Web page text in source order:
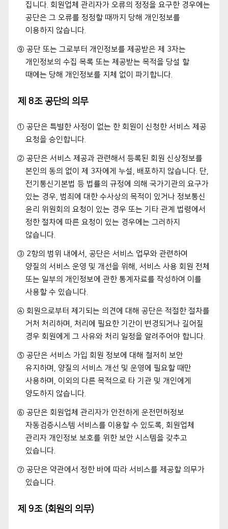
집니다. 회원업체 관리자가 오류의 정정을 요구한 경우에는
공단은 그 오류를 정정할 때까지 당해 개인정보를
이용하지 않습니다.
⑨ 공단 또는 그로부터 개인정보를 제공받은 제 3자는
개인정보의 수집 목록 또는 제공받는 목적을 당설 할
때에는 당해 개인정보를 지체 없이 파기합니다.
제 8조 공단의 의무
① 공단은 특별한 사정이 없는 한 회원이 신청한 서비스 제공
요청을 승인합니다.
② 공단은 서비스 제공과 관련해서 등록된 회원 신상정보를
본인의 동의 없이 제 3자에게 누설, 배포하지 않습니다. 단,
전기통신기본법 등 법률의 규정에 의해 국가기관의 요구가
있는 경우, 범죄에 대한 수사상의 목적이 있거나 정보통신
윤리 위원회의 요청이 있는 경우 또는 기타 관계 법령에서
정한 절차에 따른 요청이 있는 경우에는 그러하지
않습니다.
③ 2항의 범위 내에서, 공단은 서비스 업무와 관련하여
양질의 서비스 운영 및 개선을 위해, 서비스 사용 회원 전체
또는 일부의 개인정보에 관한 통계자료를 작성하여 이를
사용할 수 있습니다.
④ 회원으로부터 제기되는 의견에 대해 공단은 적절한 절차를
거처 처리하며, 처리에 필요한 기간이 변경되거나 길어질
경우 회원에게 그 사유와 처리 일정을 알려주어야 합니다.
⑤ 공단은 서비스 가입 회원 정보에 대해 철저히 보안
유지하며, 양질의 서비스 개선 및 운영에 필요할 때만
사용하며, 이외의 다른 목적으로 타 기관 및 개인에게
양도하지 않습니다.
⑥ 공단은 회원업체 관리자가 안전하게 운전면허정보
자동검증시스템 서비스를 이용할 수 있도록, 회원업체
관리자 개인정보 보호를 위한 보안 시스템을 갖추고
있습니다.
⑦ 공단은 약관에서 정한 바에 따라 서비스를 제공할 의무가
있습니다.
제 9조 (회원의 의무)